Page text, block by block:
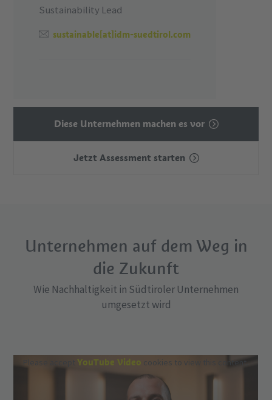
Sustainability Lead
sustainable[at]idm-suedtirol.com
Diese Unternehmen machen es vor
Jetzt Assessment starten
Unternehmen auf dem Weg in
die Zukunft
Wie Nachhaltigkeit in Südtiroler Unternehmen
umgesetzt wird
YouTube Video cookies to view this content.